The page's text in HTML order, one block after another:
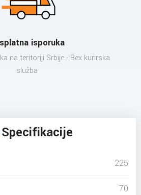
isporuka
na teritoriji Srbije - Bex kurirska
služba
Specifikacije
225
70